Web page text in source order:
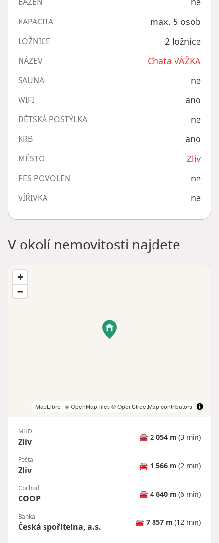
KAPACITA max. 5 osob
LOŽNICE 2 ložnice
NÁZEV Chata VÁŽKA
SAUNA ne
WIFI ano
DĚTSKÁ POSTÝLKA ne
KRB ano
MĚSTO Zliv
PES POVOLEN ne
VÍŘIVKA ne
V okolí nemovitosti najdete
MapLibre | © OpenMapTiles© OpenStreetMap contributors
MHD
Zliv 🚘 2 054 m (3 min)
Pošta
Zliv 🚘 1 566 m (2 min)
Obchod
COOP 🚘 4 640 m (6 min)
Banka
Česká spořitelna, a.s. 🚘 7 857 m (12 min)